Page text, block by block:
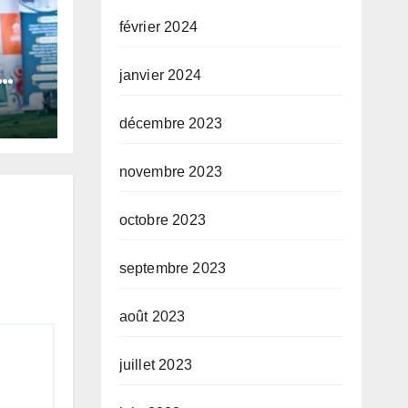
février 2024
janvier 2024
décembre 2023
novembre 2023
octobre 2023
septembre 2023
août 2023
juillet 2023